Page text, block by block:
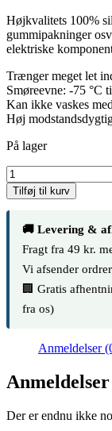
Højkvalitets 100%
gummipakninger
elektriske
Trænger meget let
Smøreevne: -75 °C
Kan ikke vaskes
Høj
På lager
RT
Silicone
Grease,
400
antal
Tilføj til kurv
🚚 Levering &
Fragt fra 49 kr.
Vi afsender
🏢 Gratis
fra os)
Anmeldelser
Anmeldelser
Der er endnu ikke